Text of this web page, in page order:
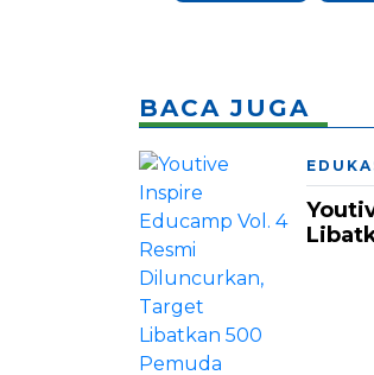
BACA JUGA